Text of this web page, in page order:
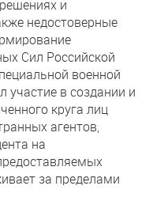
и
недостоверные
Сил Российской
военной
участие в создании и
круга лиц
агентов,
на
за пределами